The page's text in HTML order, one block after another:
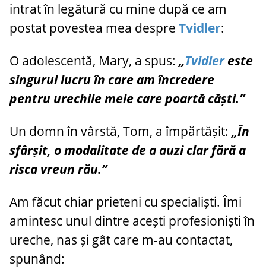
intrat în legătură cu mine după ce am
postat povestea mea despre Tvidler:
O adolescentă, Mary, a spus: „Tvidlereste
singurul lucru în care am încredere
pentru urechile mele care poartă căști.”
Un domn în vârstă, Tom, a împărtășit: „În
sfârșit, o modalitate de a auzi clar fără a
risca vreun rău.”
Am făcut chiar prieteni cu specialiști. Îmi
amintesc unul dintre acești profesioniști în
ureche, nas și gât care m-au contactat,
spunând: